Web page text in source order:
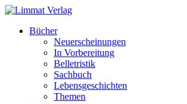
Bücher
Neuerscheinungen
In Vorbereitung
Belletristik
Sachbuch
Lebensgeschichten
Themen